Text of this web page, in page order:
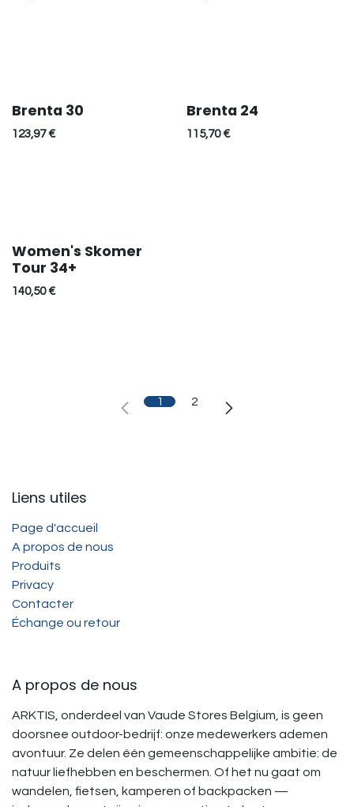
Brenta 30
123,97€
Brenta 24
115,70€
Women's Skomer
Tour 34+
140,50€
1 2
Liens utiles
Page d'accueil
A propos de nous
Produits
Privacy
Contacter
Échange ou retour
A propos de nous
ARKTIS, onderdeel van Vaude Stores Belgium, is geen
doorsnee outdoor-bedrijf: onze medewerkers ademen
avontuur. Ze delen één gemeenschappelijke ambitie: de
natuur liefhebben en beschermen. Of het nu gaat om
wandelen, fietsen, kamperen of backpacken —